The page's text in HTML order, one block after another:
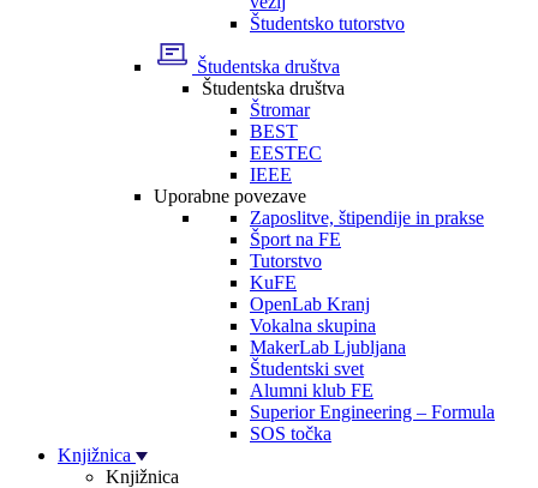
Študentsko tutorstvo
Študentska društva
Študentska društva
Štromar
BEST
EESTEC
IEEE
Uporabne povezave
Zaposlitve, štipendije in prakse
Šport na FE
Tutorstvo
KuFE
OpenLab Kranj
Vokalna skupina
MakerLab Ljubljana
Študentski svet
Alumni klub FE
Superior Engineering – Formula
SOS točka
Knjižnica
Knjižnica